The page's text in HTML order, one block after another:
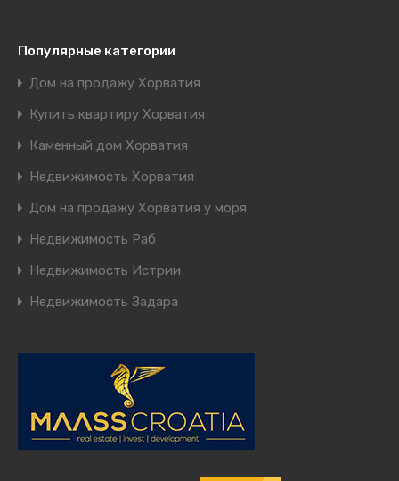
Популярные категории
Дом на продажу Хорватия
Купить квартиру Хорватия
Каменный дом Хорватия
Недвижимость Хорватия
Дом на продажу Хорватия у моря
Недвижимость Раб
Недвижимость Истрии
Недвижимость Задара